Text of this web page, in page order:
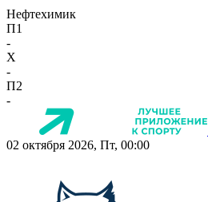
Нефтехимик
П1
-
X
-
П2
-
02 октября 2026, Пт, 00:00